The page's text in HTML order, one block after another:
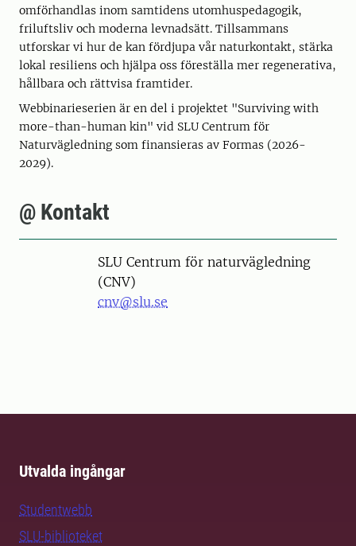
omförhandlas inom samtidens utomhuspedagogik,
friluftsliv och moderna levnadsätt. Tillsammans
utforskar vi hur de kan fördjupa vår naturkontakt, stärka
lokal resiliens och hjälpa oss föreställa mer regenerativa,
hållbara och rättvisa framtider.
Webbinarieserien är en del i projektet "Surviving with
more-than-human kin" vid SLU Centrum för
Naturvägledning som finansieras av Formas (2026-
2029).
@ Kontakt
SLU Centrum för naturvägledning
(CNV)
cnv@slu.se
Utvalda ingångar
Studentwebb
SLU-biblioteket